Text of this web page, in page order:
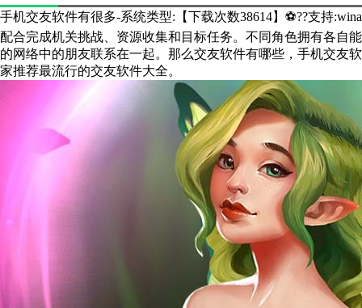
手机交友软件有很多-系统类型:【下载次数38614】⚽??支持
配合完成机关挑战、资源收集和目标任务。不同角色拥有各自
的网络中的朋友联系在一起。那么交友软件有哪些，手机交友
家推荐最流行的交友软件大全。